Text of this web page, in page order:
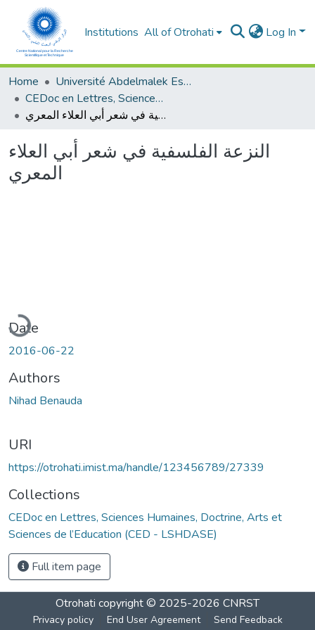
Institutions All of Otrohati Log In
Home
Université Abdelmalek Essaâdi - Tétouan
CEDoc en Lettres, Sciences Humaines, Doctrine, Arts et Sciences de l’Education (CED - LSHDASE)
النزعة الفلسفية في شعر أبي العلاء المعري
النزعة الفلسفية في شعر أبي العلاء
المعري
Date
2016-06-22
Authors
Nihad Benauda
URI
https://otrohati.imist.ma/handle/123456789/27339
Collections
CEDoc en Lettres, Sciences Humaines, Doctrine, Arts et
Sciences de l’Education (CED - LSHDASE)
Full item page
Otrohati copyright © 2025-2026 CNRST
Privacy policy End User Agreement Send Feedback